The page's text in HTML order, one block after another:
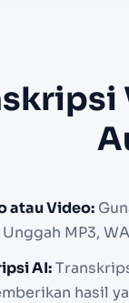
atau Video:
MP3,
AI:
hasil